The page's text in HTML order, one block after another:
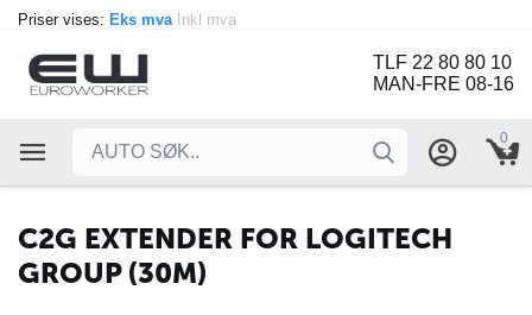
Priser vises: Eks mva Inkl mva
TLF 22 80 80 10
MAN-FRE 08-16
0
C2G EXTENDER FOR LOGITECH
GROUP (30M)